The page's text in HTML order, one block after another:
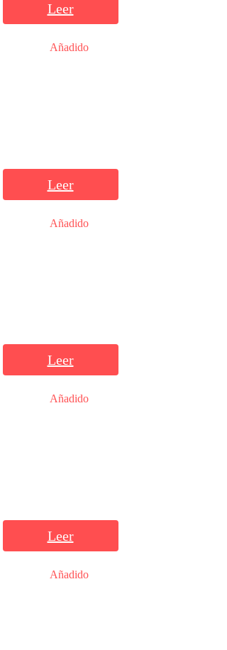
Leer
Añadido
Leer
Añadido
Leer
Añadido
Leer
Añadido